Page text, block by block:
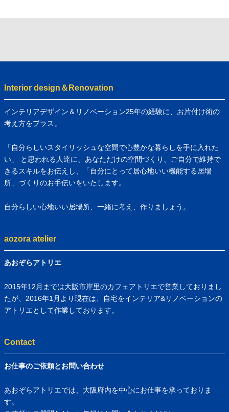
Interior design＆Renovation
インテリアデザイン＆リノベーション25年の経験に、お片付け術の
考え方をプラス。
「自分らしいスタイリッシュな空間で心豊かな暮らしを手に入れた
い」 と思われる人達に、あなただけの空間づくり、ご自分で維持で
きるスキルをお伝えし、「自分にとって居心地いい機能する居場
所」づくりのお手伝いをいたします。
自分らしい心地いい居場所、一緒に考え、作りましょう。
aozora atelier
あおぞらアトリエ
2015年12月までは大阪市岸里のカフェアトリエで営業しておりまし
たが、2016年1月より現在は、自宅をインテリア&リノベーションの
アトリエとして作業しております。
Contact
お仕事のご依頼とお問い合わせ
あおぞらアトリエでは、大阪府内を中心にお仕事を承っておりま
す。